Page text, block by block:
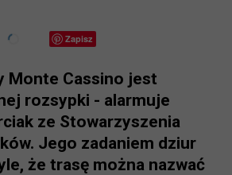
Zapisz
Monte Cassino jest
rozsypki - alarmuje
ze Stowarzyszenia
Jego zadaniem dziur
że trasę można nazwać